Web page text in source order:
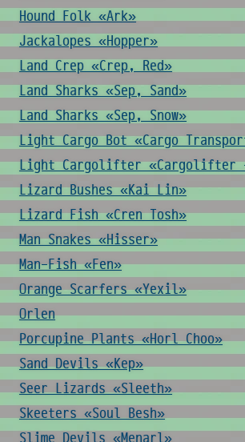
Hound Folk «Ark»
Jackalopes «Hopper»
Land Crep «Crep, Red»
Land Sharks «Sep, Sand»
Land Sharks «Sep, Snow»
Light Cargo Bot «Cargo
Light Cargolifter «Cargolifter
Lizard Bushes «Kai Lin»
Lizard Fish «Cren Tosh»
Man Snakes «Hisser»
Man-Fish «Fen»
Orange Scarfers «Yexil»
Orlen
Porcupine Plants «Horl Choo»
Sand Devils «Kep»
Seer Lizards «Sleeth»
Skeeters «Soul Besh»
Slime Devils «Menarl»